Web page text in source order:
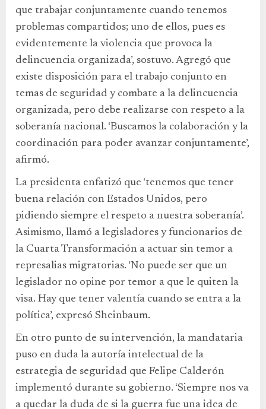
que trabajar conjuntamente cuando tenemos
problemas compartidos; uno de ellos, pues es
evidentemente la violencia que provoca la
delincuencia organizada’, sostuvo. Agregó que
existe disposición para el trabajo conjunto en
temas de seguridad y combate a la delincuencia
organizada, pero debe realizarse con respeto a la
soberanía nacional. ‘Buscamos la colaboración y la
coordinación para poder avanzar conjuntamente’,
afirmó.
La presidenta enfatizó que ‘tenemos que tener
buena relación con Estados Unidos, pero
pidiendo siempre el respeto a nuestra soberanía’.
Asimismo, llamó a legisladores y funcionarios de
la Cuarta Transformación a actuar sin temor a
represalias migratorias. ‘No puede ser que un
legislador no opine por temor a que le quiten la
visa. Hay que tener valentía cuando se entra a la
política’, expresó Sheinbaum.
En otro punto de su intervención, la mandataria
puso en duda la autoría intelectual de la
estrategia de seguridad que Felipe Calderón
implementó durante su gobierno. ‘Siempre nos va
a quedar la duda de si la guerra fue una idea de